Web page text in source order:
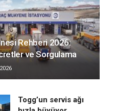
Rehberi 2026:
ve Sorgulama
Togg’un servis ağı